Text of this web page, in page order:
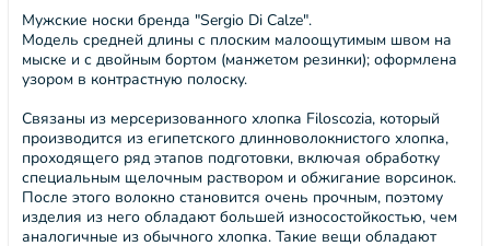
Мужские носки бренда "Sergio Di Calze".
Модель средней длины с плоским малоощутимым швом на
мыске и с двойным бортом (манжетом резинки); оформлена
узором в контрастную полоску.
Связаны из мерсеризованного хлопка Filoscozia, который
производится из египетского длинноволокнистого хлопка,
проходящего ряд этапов подготовки, включая обработку
специальным щелочным раствором и обжигание ворсинок.
После этого волокно становится очень прочным, поэтому
изделия из него обладают большей износостойкостью, чем
аналогичные из обычного хлопка. Такие вещи обладают